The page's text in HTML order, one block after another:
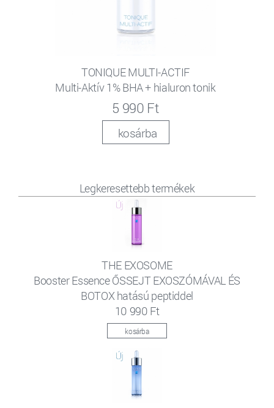
TONIQUE MULTI-ACTIF
Multi-Aktív 1% BHA + hialuron tonik
5 990 Ft
kosárba
Legkeresettebb termékek
THE EXOSOME
Booster Essence ŐSSEJT EXOSZÓMÁVAL ÉS
BOTOX hatású peptiddel
10 990 Ft
kosárba